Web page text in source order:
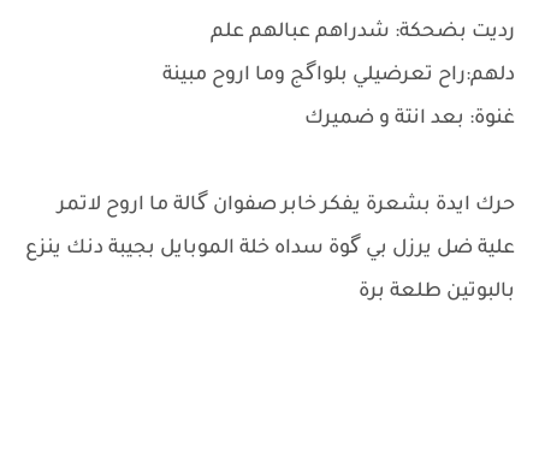
رديت بضحكة: شدراهم عبالهم علم
دلهم:راح تعرضيلي بلواگج وما اروح مبينة
غنوة: بعد انتة و ضميرك
حرك ايدة بشعرة يفكر خابر صفوان گالة ما اروح لاتمر
علية ضل يرزل بي گوة سداه خلة الموبايل بجيبة دنك ينزع
بالبوتين طلعة برة